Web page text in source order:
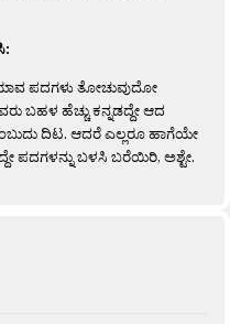
ಪದಗಳು ತೋಚುವುದೋ
ಬಹಳ ಹೆಚ್ಚು ಕನ್ನಡದ್ದೇ ಆದ
ದಿಟ. ಆದರೆ ಎಲ್ಲರೂ ಹಾಗೆಯೇ
ಪದಗಳನ್ನು ಬಳಸಿ ಬರೆಯಿರಿ, ಅಶ್ಟೇ.